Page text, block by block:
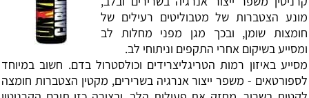
מונע הצטברות של מטבוליטים רעילים של
חומצות שומן, ובכך מגן מפני מחלות לב
ומסייע בשיקום אחרי התקפים וניתוחי לב.
מסייע באיזון רמות הטריגליצרידים וכולסטרול בדם. חשוב במיוחד
לספורטאים - משפר ייצור אנרגיה בשרירים, מקטין הצטברות חומצה